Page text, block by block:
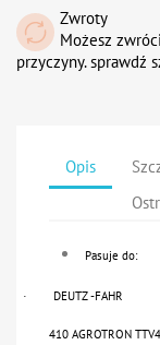
Zwroty
Możesz
przyczyny. sprawdź
Opis
Pasuje do:
· DEUTZ -FAHR
410 AGROTRON